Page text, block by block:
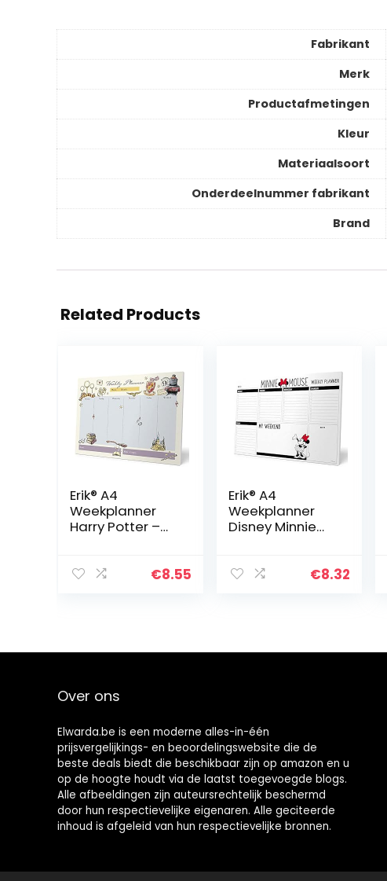
Fabrikant
Merk
Productafmetingen
Kleur
Materiaalsoort
Onderdeelnummer fabrikant
Brand
Related Products
Erik® A4
Weekplanner
Harry Potter –
afscheurbare
€8.55
Erik® A4
Weekplanner
Disney Minnie
met 54
€8.32
Over ons
Elwarda.be is een moderne alles-in-één
prijsvergelijkings- en beoordelingswebsite die de
beste deals biedt die beschikbaar zijn op amazon en u
op de hoogte houdt via de laatst toegevoegde blogs.
Alle afbeeldingen zijn auteursrechtelijk beschermd
door hun respectievelijke eigenaren. Alle geciteerde
inhoud is afgeleid van hun respectievelijke bronnen.